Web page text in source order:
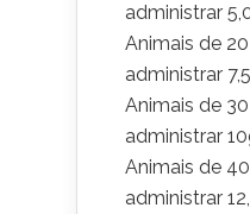
administrar
Animais de
administrar
Animais de
administrar
Animais de
administrar